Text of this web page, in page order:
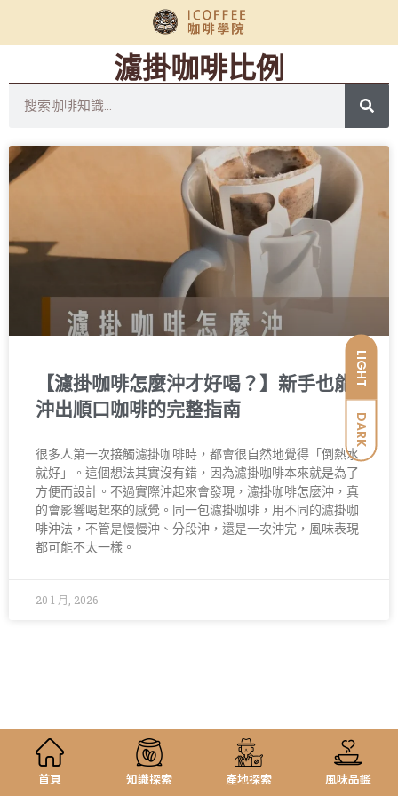
LIGHT
DARK
濾掛咖啡比例
【濾掛咖啡怎麼沖才好喝？】新手也能
沖出順口咖啡的完整指南
很多人第一次接觸濾掛咖啡時，都會很自然地覺得「倒熱水
就好」。這個想法其實沒有錯，因為濾掛咖啡本來就是為了
方便而設計。不過實際沖起來會發現，濾掛咖啡怎麼沖，真
的會影響喝起來的感覺。同一包濾掛咖啡，用不同的濾掛咖
啡沖法，不管是慢慢沖、分段沖，還是一次沖完，風味表現
都可能不太一樣。
20 1 月, 2026
首頁 知識探索 產地探索 風味品鑑